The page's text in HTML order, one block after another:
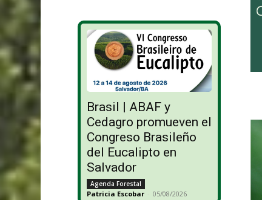
Brasil | ABAF y
Cedagro promueven el
Congreso Brasileño
del Eucalipto en
Salvador
Agenda Forestal
Patricia Escobar - 05/08/2026